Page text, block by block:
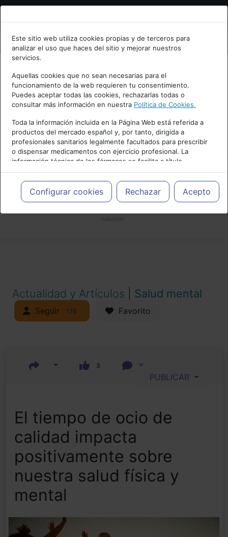
Bienvenid@ a psiquiatria.com
Escribe tu Email
Accede o regístrate con tu email.
Cancelar
Este sitio web utiliza cookies propias y de terceros para
analizar el uso que haces del sitio y mejorar nuestros
servicios.
Aquellas cookies que no sean necesarias para el
funcionamiento de la web requieren tu consentimiento.
Puedes aceptar todas las cookies, rechazarlas todas o
consultar más información en nuestra Política de Cookies.
Toda la información incluida en la Página Web está referida a
productos del mercado español y, por tanto, dirigida a
profesionales sanitarios legalmente facultados para prescribir
o dispensar medicamentos con ejercicio profesional. La
información técnica de los fármacos se facilita a título
meramente informativo, siendo responsabilidad de los
profesionales facultados prescribir medicamentos y decidir, en
cada caso concreto, el tratamiento más adecuado a las
necesidades del paciente.
Configurar cookies Rechazar Acepto
Actualidad y Artículos Salud mental
Seguir 176 Favorito
3 2
PUBLICAR
El tiempo de ocio de
calidad impacta
positivamente sobre
nuestra salud física y
mental